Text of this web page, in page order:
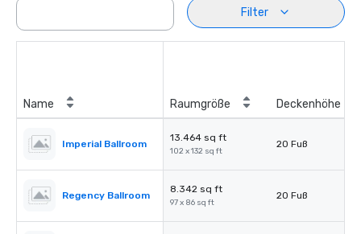
Filter
Name Raumgröße Deckenhöhe
Imperial Ballroom
13.464 sq ft
102 x 132 sq ft
20 Fuß
Regency Ballroom
8.342 sq ft
97 x 86 sq ft
20 Fuß